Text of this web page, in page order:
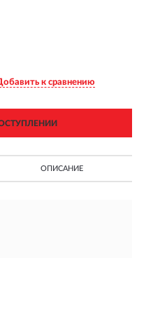
к сравнению
ОПИСАНИЕ